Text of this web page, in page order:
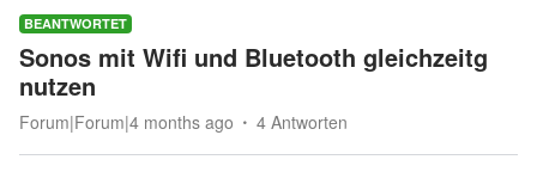
BEANTWORTET
Sonos mit Wifi und Bluetooth gleichzeitg
nutzen
Forum|Forum|4 months ago 4 Antworten